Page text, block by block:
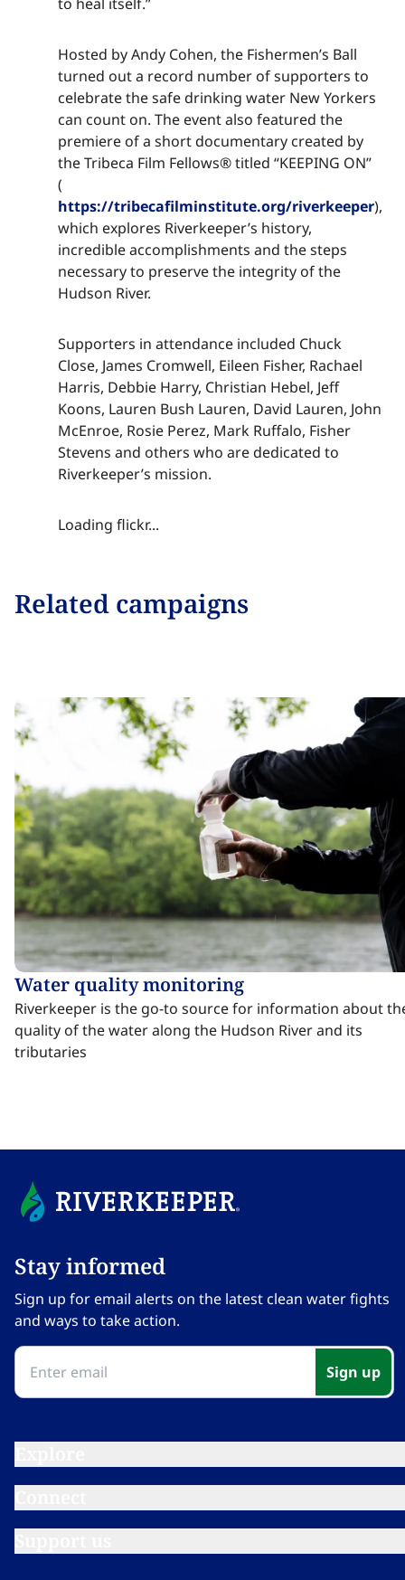
to heal itself.”​​​​‌ ‍ ​‍​‍‌‍ ‌ ​‍‌‍‍‌‌‍‌ ‌‍‍‌‌‍ ‍​‍​‍​ ‍‍​‍​‍‌ ​ ‌‍​‌‌‍ ‍‌‍‍‌‌ ‌​‌ ‍‌​‍ ‍‌‍‍‌‌‍ ​‍​‍​‍ ​​‍​‍‌‍‍​‌ ​‍‌‍‌‌‌‍‌‍​‍​‍​ ‍‍​‍​‍‌‍‍​‌ ‌​‌ ‌​‌ ​​‌ ​ ​ ‍‍​‍ ​‍ ‌‍​ ‌‍ ‌‌ ​ ​‍ ‍‌‍ ‌‌‍​‌‌‍‍‌‌‍ ‍​‍ ‍​ ​‍​ ​​​ ​‍​ ‌​‌ ​‍‌‍‌‌‌‍‌​‌‍‌‌‌ ​ ‌‍‍‌‌‍‌ ‌‍ ‍​‍ ‍‌ ​‍‌‍‍‌‌ ‌‍‌‍‌‌‌ ​‍‌‍‍ ‌‍‌‌‌‍‌‌‌ ​​‌‍‌‌‌ ​‍​‍ ‍‌‍ ‌ ​‍‌‍‌ ​‍ ‌‍‍‌‌‍ ‍‌ ‌​‌‍‌‌‌‍ ‍‌ ‌​​‍ ‌‍‌‌‌‍‌​‌‍‍‌‌ ‌​​‍ ‌‍ ‌‌‍ ‌‍‌​‌‍‌‌​ ‌‌ ​​‌ ​‍‌‍‌‌‌ ​ ‌‍‌‌‌‍ ‍‌ ‌​‌‍​‌‌ ‌​‌‍‍‌‌‍ ‌‍ ‍​ ‍ ‌‍‍‌‌‍‌​​ ‌‌‍​‌‌‍​‌‌‍​‍‌‍​‍​ ‌‍​ ​‌​ ​ ‌‍​‍​‍ ‌​ ​​‌‍​‍‌‍‌‌​ ‌​​‍ ‌​ ‌​‌‍​‍‌‍​‍​ ​‌​‍ ‌‌‍​‌‌‍​‌‌‍‌‍‌‍‌‌​‍ ‌​ ​‌​ ​ ​ ‍​​ ‌​​ ‌‌​ ‌‍‌‍​ ​ ‌‍​ ‌​​ ‌‍‌‍‌‍​ ‌​​ ‍ ‌ ‌​‌ ‍‌‌ ​​‌‍‌‌​ ‌‌‍​‌‌ ​‍‌ ‌​‌‍‍‌‌‍​ ‌‍ ​‌‍‌‌​ ‍ ‌ ​​‌‍​‌‌ ‌​‌‍‍​​ ‌‌‍​ ‌‍ ‌‍ ‍‌ ‌​‌‍‌‌‌‍ ‍‌ ‌​​‍‌‌​ ‌‌‌​​‍‌‌ ‌‍‍ ‌‍‌‌‌ ‍‌​‍‌‌​ ​ ‌​‌​​‍‌‌​ ​ ‌​‌​​‍‌‌​ ​‍​ ​‍‌‍​‌​ ‍‌‌‍‌​‌‍​‌​ ​‍​ ​‍​ ‌‌​ ‍‌​ ‌‌‌‍‌‍‌‍‌‍‌‍​ ​‍‌‌​ ​‍​ ​‍​‍‌‌​ ‌‌‌​‌​​‍ ‍‌‍​ ‌‍‍​‌‍‍‌‌‍ ​‌‍‌​‌ ​‍‌‍‌‌‌‍ ‍​‍‌‌​ ‌‌‌​​‍‌‌ ‌‍‍ ‌‍‌‌‌ ‍‌​‍‌‌​ ​ ‌​‌​​‍‌‌​ ​ ‌​‌​​‍‌‌​ ​‍​ ​‍‌‍​‌​ ‍‌‌‍‌​‌‍​‌​ ​‍​ ​‍​ ‌‌​ ‍‌​ ‌‌‌‍‌‍‌‍‌‍‌‍​ ​ ​​​‍‌‌​ ​‍​ ​‍​‍‌‌​ ‌‌‌​‌​​‍ ‍‌ ‌​‌‍‌‌‌ ‍​‌ ‌​​ ‌‍​‍‌‍​‌‌ ​ ‌‍‌‌‌‌‌‌‌ ​‍‌‍ ​​ ‌‌‍‍​‌ ‌​‌ ‌​‌ ​​‌ ​ ​‍‌‌​ ​ ‌​​‌​‍‌‌​ ​‍‌​‌‍​‍‌‌​ ​‍‌​‌‍‌‍​ ‌‍ ‌‌ ​ ​‍ ‍‌‍ ‌‌‍​‌‌‍‍‌‌‍ ‍​‍ ‍​ ​‍​ ​​​ ​‍​ ‌​‌ ​‍‌‍‌‌‌‍‌​‌‍‌‌‌ ​ ‌‍‍‌‌‍‌ ‌‍ ‍​‍ ‍‌ ​‍‌‍‍‌‌ ‌‍‌‍‌‌‌ ​‍‌‍‍ ‌‍‌‌‌‍‌‌‌ ​​‌‍‌‌‌ ​‍​‍ ‍‌‍ ‌ ​‍‌‍‌ ​‍‌‍‌‍‍‌‌‍‌​​ ‌‌‍​‌‌‍​‌‌‍​‍‌‍​‍​ ‌‍​ ​‌​ ​ ‌‍​‍​‍ ‌​ ​​‌‍​‍‌‍‌‌​ ‌​​‍ ‌​ ‌​‌‍​‍‌‍​‍​ ​‌​‍ ‌‌‍​‌‌‍​‌‌‍‌‍‌‍‌‌​‍ ‌​ ​‌​ ​ ​ ‍​​ ‌​​ ‌‌​ ‌‍‌‍​ ​ ‌‍​ ‌​​ ‌‍‌‍‌‍​ ‌​​‍‌‍‌ ‌​‌ ‍‌‌ ​​‌‍‌‌​ ‌‌‍​‌‌ ​‍‌ ‌​‌‍‍‌‌‍​ ‌‍ ​‌‍‌‌​‍‌‍‌ ​​‌‍​‌‌ ‌​‌‍‍​​ ‌‌‍​ ‌‍ ‌‍ ‍‌ ‌​‌‍‌‌‌‍ ‍‌ ‌​​‍‌‌​ ‌‌‌​​‍‌‌ ‌‍‍ ‌‍‌‌‌ ‍‌​‍‌‌​ ​ ‌​‌​​‍‌‌​ ​ ‌​‌​​‍‌‌​ ​‍​ ​‍‌‍​‌​ ‍‌‌‍‌​‌‍​‌​ ​‍​ ​‍​ ‌‌​ ‍‌​ ‌‌‌‍‌‍‌‍‌‍‌‍​ ​‍‌‌​ ​‍​ ​‍​‍‌‌​ ‌‌‌​‌​​‍ ‍‌‍​ ‌‍‍​‌‍‍‌‌‍ ​‌‍‌​‌ ​‍‌‍‌‌‌‍ ‍​‍‌‌​ ‌‌‌​​‍‌‌ ‌‍‍ ‌‍‌‌‌ ‍‌​‍‌‌​ ​ ‌​‌​​‍‌‌​ ​ ‌​‌​​‍‌‌​ ​‍​ ​‍‌‍​‌​ ‍‌‌‍‌​‌‍​‌​ ​‍​ ​‍​ ‌‌​ ‍‌​ ‌‌‌‍‌‍‌‍‌‍‌‍​ ​ ​​​‍‌‌​ ​‍​ ​‍​‍‌‌​ ‌‌‌​‌​​‍ ‍‌ ‌​‌‍‌‌‌ ‍​‌ ‌​​‍‌‍‌ ​​‌‍‌‌‌ ​‍‌ ​ ‌ ​​‌‍‌‌‌‍​ ‌ ‌​‌‍‍‌‌ ‌‍‌‍‌‌​ ‌‌ ​​‌ ‌‌‌‍​‍‌‍ ​‌‍‍‌‌ ​ ‌‍‍​‌‍‌‌‌‍‌​​‍​‍‌ ‌
Hosted by Andy Cohen, the Fishermen’s Ball
turned out a record number of supporters to
celebrate the safe drinking water New Yorkers
can count on. The event also featured the
premiere of a short documentary created by
the Tribeca Film Fellows® titled “KEEPING ON”
(​​​​
https://tribecafilminstitute.org/riverkeeper),
which explores Riverkeeper’s history,
incredible accomplishments and the steps
necessary to preserve the integrity of the
Hudson River.​​​​‌ ‍ ​‍​‍‌‍ ‌ ​‍‌‍‍‌‌‍‌ ‌‍‍‌‌‍ ‍​‍​‍​ ‍‍​‍​‍‌ ​ ‌‍​‌‌‍ ‍‌‍‍‌‌ ‌​‌ ‍‌​‍ ‍‌‍‍‌‌‍ ​‍​‍​‍ ​​‍​‍‌‍‍​‌ ​‍‌‍‌‌‌‍‌‍​‍​‍​ ‍‍​‍​‍‌‍‍​‌ ‌​‌ ‌​‌ ​​‌ ​ ​ ‍‍​‍ ​‍ ‌‍​ ‌‍ ‌‌ ​ ​‍ ‍‌‍ ‌‌‍​‌‌‍‍‌‌‍ ‍​‍ ‍​ ​‍​ ​​​ ​‍​ ‌​‌ ​‍‌‍‌‌‌‍‌​‌‍‌‌‌ ​ ‌‍‍‌‌‍‌ ‌‍ ‍​‍ ‍‌ ​‍‌‍‍‌‌ ‌‍‌‍‌‌‌ ​‍‌‍‍ ‌‍‌‌‌‍‌‌‌ ​​‌‍‌‌‌ ​‍​‍ ‍‌‍ ‌ ​‍‌‍‌ ​‍ ‌‍‍‌‌‍ ‍‌ ‌​‌‍‌‌‌‍ ‍‌ ‌​​‍ ‌‍‌‌‌‍‌​‌‍‍‌‌ ‌​​‍ ‌‍ ‌‌‍ ‌‍‌​‌‍‌‌​ ‌‌ ​​‌ ​‍‌‍‌‌‌ ​ ‌‍‌‌‌‍ ‍‌ ‌​‌‍​‌‌ ‌​‌‍‍‌‌‍ ‌‍ ‍​ ‍ ‌‍‍‌‌‍‌​​ ‌‌‍​‌‌‍​‌‌‍​‍‌‍​‍​ ‌‍​ ​‌​ ​ ‌‍​‍​‍ ‌​ ​​‌‍​‍‌‍‌‌​ ‌​​‍ ‌​ ‌​‌‍​‍‌‍​‍​ ​‌​‍ ‌‌‍​‌‌‍​‌‌‍‌‍‌‍‌‌​‍ ‌​ ​‌​ ​ ​ ‍​​ ‌​​ ‌‌​ ‌‍‌‍​ ​ ‌‍​ ‌​​ ‌‍‌‍‌‍​ ‌​​ ‍ ‌ ‌​‌ ‍‌‌ ​​‌‍‌‌​ ‌‌‍​‌‌ ​‍‌ ‌​‌‍‍‌‌‍​ ‌‍ ​‌‍‌‌​ ‍ ‌ ​​‌‍​‌‌ ‌​‌‍‍​​ ‌‌‍​ ‌‍ ‌‍ ‍‌ ‌​‌‍‌‌‌‍ ‍‌ ‌​​‍‌‌​ ‌‌‌​​‍‌‌ ‌‍‍ ‌‍‌‌‌ ‍‌​‍‌‌​ ​ ‌​‌​​‍‌‌​ ​ ‌​‌​​‍‌‌​ ​‍​ ​‍​ ​ ‌‍‌‌‌‍​‍​ ​‍​ ‍​​ ‌‍​ ​‌‌‍‌‍‌‍​ ​ ​‍​ ​‌​ ​‌​‍‌‌​ ​‍​ ​‍​‍‌‌​ ‌‌‌​‌​​‍ ‍‌‍​ ‌‍‍​‌‍‍‌‌‍ ​‌‍‌​‌ ​‍‌‍‌‌‌‍ ‍​‍‌‌​ ‌‌‌​​‍‌‌ ‌‍‍ ‌‍‌‌‌ ‍‌​‍‌‌​ ​ ‌​‌​​‍‌‌​ ​ ‌​‌​​‍‌‌​ ​‍​ ​‍​ ​ ‌‍‌‌‌‍​‍​ ​‍​ ‍​​ ‌‍​ ​‌‌‍‌‍‌‍​ ​ ​‍​ ​‌​ ​‌​ ​‍​‍‌‌​ ​‍​ ​‍​‍‌‌​ ‌‌‌​‌​​‍ ‍‌ ‌​‌‍‌‌‌ ‍​‌ ‌​​ ‌‍​‍‌‍​‌‌ ​ ‌‍‌‌‌‌‌‌‌ ​‍‌‍ ​​ ‌‌‍‍​‌ ‌​‌ ‌​‌ ​​‌ ​ ​‍‌‌​ ​ ‌​​‌​‍‌‌​ ​‍‌​‌‍​‍‌‌​ ​‍‌​‌‍‌‍​ ‌‍ ‌‌ ​ ​‍ ‍‌‍ ‌‌‍​‌‌‍‍‌‌‍ ‍​‍ ‍​ ​‍​ ​​​ ​‍​ ‌​‌ ​‍‌‍‌‌‌‍‌​‌‍‌‌‌ ​ ‌‍‍‌‌‍‌ ‌‍ ‍​‍ ‍‌ ​‍‌‍‍‌‌ ‌‍‌‍‌‌‌ ​‍‌‍‍ ‌‍‌‌‌‍‌‌‌ ​​‌‍‌‌‌ ​‍​‍ ‍‌‍ ‌ ​‍‌‍‌ ​‍‌‍‌‍‍‌‌‍‌​​ ‌‌‍​‌‌‍​‌‌‍​‍‌‍​‍​ ‌‍​ ​‌​ ​ ‌‍​‍​‍ ‌​ ​​‌‍​‍‌‍‌‌​ ‌​​‍ ‌​ ‌​‌‍​‍‌‍​‍​ ​‌​‍ ‌‌‍​‌‌‍​‌‌‍‌‍‌‍‌‌​‍ ‌​ ​‌​ ​ ​ ‍​​ ‌​​ ‌‌​ ‌‍‌‍​ ​ ‌‍​ ‌​​ ‌‍‌‍‌‍​ ‌​​‍‌‍‌ ‌​‌ ‍‌‌ ​​‌‍‌‌​ ‌‌‍​‌‌ ​‍‌ ‌​‌‍‍‌‌‍​ ‌‍ ​‌‍‌‌​‍‌‍‌ ​​‌‍​‌‌ ‌​‌‍‍​​ ‌‌‍​ ‌‍ ‌‍ ‍‌ ‌​‌‍‌‌‌‍ ‍‌ ‌​​‍‌‌​ ‌‌‌​​‍‌‌ ‌‍‍ ‌‍‌‌‌ ‍‌​‍‌‌​ ​ ‌​‌​​‍‌‌​ ​ ‌​‌​​‍‌‌​ ​‍​ ​‍​ ​ ‌‍‌‌‌‍​‍​ ​‍​ ‍​​ ‌‍​ ​‌‌‍‌‍‌‍​ ​ ​‍​ ​‌​ ​‌​‍‌‌​ ​‍​ ​‍​‍‌‌​ ‌‌‌​‌​​‍ ‍‌‍​ ‌‍‍​‌‍‍‌‌‍ ​‌‍‌​‌ ​‍‌‍‌‌‌‍ ‍​‍‌‌​ ‌‌‌​​‍‌‌ ‌‍‍ ‌‍‌‌‌ ‍‌​‍‌‌​ ​ ‌​‌​​‍‌‌​ ​ ‌​‌​​‍‌‌​ ​‍​ ​‍​ ​ ‌‍‌‌‌‍​‍​ ​‍​ ‍​​ ‌‍​ ​‌‌‍‌‍‌‍​ ​ ​‍​ ​‌​ ​‌​ ​‍​‍‌‌​ ​‍​ ​‍​‍‌‌​ ‌‌‌​‌​​‍ ‍‌ ‌​‌‍‌‌‌ ‍​‌ ‌​​‍‌‍‌ ​​‌‍‌‌‌ ​‍‌ ​ ‌ ​​‌‍‌‌‌‍​ ‌ ‌​‌‍‍‌‌ ‌‍‌‍‌‌​ ‌‌ ​​‌ ‌‌‌‍​‍‌‍ ​‌‍‍‌‌ ​ ‌‍‍​‌‍‌‌‌‍‌​​‍​‍‌ ‌
Supporters in attendance included Chuck
Close, James Cromwell, Eileen Fisher, Rachael
Harris, Debbie Harry, Christian Hebel, Jeff
Koons, Lauren Bush Lauren, David Lauren, John
McEnroe, Rosie Perez, Mark Ruffalo, Fisher
Stevens and others who are dedicated to
Riverkeeper’s mission.​​​​‌ ‍ ​‍​‍‌‍ ‌ ​‍‌‍‍‌‌‍‌ ‌‍‍‌‌‍ ‍​‍​‍​ ‍‍​‍​‍‌ ​ ‌‍​‌‌‍ ‍‌‍‍‌‌ ‌​‌ ‍‌​‍ ‍‌‍‍‌‌‍ ​‍​‍​‍ ​​‍​‍‌‍‍​‌ ​‍‌‍‌‌‌‍‌‍​‍​‍​ ‍‍​‍​‍‌‍‍​‌ ‌​‌ ‌​‌ ​​‌ ​ ​ ‍‍​‍ ​‍ ‌‍​ ‌‍ ‌‌ ​ ​‍ ‍‌‍ ‌‌‍​‌‌‍‍‌‌‍ ‍​‍ ‍​ ​‍​ ​​​ ​‍​ ‌​‌ ​‍‌‍‌‌‌‍‌​‌‍‌‌‌ ​ ‌‍‍‌‌‍‌ ‌‍ ‍​‍ ‍‌ ​‍‌‍‍‌‌ ‌‍‌‍‌‌‌ ​‍‌‍‍ ‌‍‌‌‌‍‌‌‌ ​​‌‍‌‌‌ ​‍​‍ ‍‌‍ ‌ ​‍‌‍‌ ​‍ ‌‍‍‌‌‍ ‍‌ ‌​‌‍‌‌‌‍ ‍‌ ‌​​‍ ‌‍‌‌‌‍‌​‌‍‍‌‌ ‌​​‍ ‌‍ ‌‌‍ ‌‍‌​‌‍‌‌​ ‌‌ ​​‌ ​‍‌‍‌‌‌ ​ ‌‍‌‌‌‍ ‍‌ ‌​‌‍​‌‌ ‌​‌‍‍‌‌‍ ‌‍ ‍​ ‍ ‌‍‍‌‌‍‌​​ ‌‌‍​‌‌‍​‌‌‍​‍‌‍​‍​ ‌‍​ ​‌​ ​ ‌‍​‍​‍ ‌​ ​​‌‍​‍‌‍‌‌​ ‌​​‍ ‌​ ‌​‌‍​‍‌‍​‍​ ​‌​‍ ‌‌‍​‌‌‍​‌‌‍‌‍‌‍‌‌​‍ ‌​ ​‌​ ​ ​ ‍​​ ‌​​ ‌‌​ ‌‍‌‍​ ​ ‌‍​ ‌​​ ‌‍‌‍‌‍​ ‌​​ ‍ ‌ ‌​‌ ‍‌‌ ​​‌‍‌‌​ ‌‌‍​‌‌ ​‍‌ ‌​‌‍‍‌‌‍​ ‌‍ ​‌‍‌‌​ ‍ ‌ ​​‌‍​‌‌ ‌​‌‍‍​​ ‌‌‍​ ‌‍ ‌‍ ‍‌ ‌​‌‍‌‌‌‍ ‍‌ ‌​​‍‌‌​ ‌‌‌​​‍‌‌ ‌‍‍ ‌‍‌‌‌ ‍‌​‍‌‌​ ​ ‌​‌​​‍‌‌​ ​ ‌​‌​​‍‌‌​ ​‍​ ​‍‌‍​ ​ ​ ‌‍​‌‌‍‌​‌‍‌‍​ ‌ ​ ​‍​ ​ ‌‍​‍‌‍​ ​ ​‍‌‍‌‍​‍‌‌​ ​‍​ ​‍​‍‌‌​ ‌‌‌​‌​​‍ ‍‌‍​ ‌‍‍​‌‍‍‌‌‍ ​‌‍‌​‌ ​‍‌‍‌‌‌‍ ‍​‍‌‌​ ‌‌‌​​‍‌‌ ‌‍‍ ‌‍‌‌‌ ‍‌​‍‌‌​ ​ ‌​‌​​‍‌‌​ ​ ‌​‌​​‍‌‌​ ​‍​ ​‍‌‍​ ​ ​ ‌‍​‌‌‍‌​‌‍‌‍​ ‌ ​ ​‍​ ​ ‌‍​‍‌‍​ ​ ​‍‌‍‌‍​ ​​​‍‌‌​ ​‍​ ​‍​‍‌‌​ ‌‌‌​‌​​‍ ‍‌ ‌​‌‍‌‌‌ ‍​‌ ‌​​ ‌‍​‍‌‍​‌‌ ​ ‌‍‌‌‌‌‌‌‌ ​‍‌‍ ​​ ‌‌‍‍​‌ ‌​‌ ‌​‌ ​​‌ ​ ​‍‌‌​ ​ ‌​​‌​‍‌‌​ ​‍‌​‌‍​‍‌‌​ ​‍‌​‌‍‌‍​ ‌‍ ‌‌ ​ ​‍ ‍‌‍ ‌‌‍​‌‌‍‍‌‌‍ ‍​‍ ‍​ ​‍​ ​​​ ​‍​ ‌​‌ ​‍‌‍‌‌‌‍‌​‌‍‌‌‌ ​ ‌‍‍‌‌‍‌ ‌‍ ‍​‍ ‍‌ ​‍‌‍‍‌‌ ‌‍‌‍‌‌‌ ​‍‌‍‍ ‌‍‌‌‌‍‌‌‌ ​​‌‍‌‌‌ ​‍​‍ ‍‌‍ ‌ ​‍‌‍‌ ​‍‌‍‌‍‍‌‌‍‌​​ ‌‌‍​‌‌‍​‌‌‍​‍‌‍​‍​ ‌‍​ ​‌​ ​ ‌‍​‍​‍ ‌​ ​​‌‍​‍‌‍‌‌​ ‌​​‍ ‌​ ‌​‌‍​‍‌‍​‍​ ​‌​‍ ‌‌‍​‌‌‍​‌‌‍‌‍‌‍‌‌​‍ ‌​ ​‌​ ​ ​ ‍​​ ‌​​ ‌‌​ ‌‍‌‍​ ​ ‌‍​ ‌​​ ‌‍‌‍‌‍​ ‌​​‍‌‍‌ ‌​‌ ‍‌‌ ​​‌‍‌‌​ ‌‌‍​‌‌ ​‍‌ ‌​‌‍‍‌‌‍​ ‌‍ ​‌‍‌‌​‍‌‍‌ ​​‌‍​‌‌ ‌​‌‍‍​​ ‌‌‍​ ‌‍ ‌‍ ‍‌ ‌​‌‍‌‌‌‍ ‍‌ ‌​​‍‌‌​ ‌‌‌​​‍‌‌ ‌‍‍ ‌‍‌‌‌ ‍‌​‍‌‌​ ​ ‌​‌​​‍‌‌​ ​ ‌​‌​​‍‌‌​ ​‍​ ​‍‌‍​ ​ ​ ‌‍​‌‌‍‌​‌‍‌‍​ ‌ ​ ​‍​ ​ ‌‍​‍‌‍​ ​ ​‍‌‍‌‍​‍‌‌​ ​‍​ ​‍​‍‌‌​ ‌‌‌​‌​​‍ ‍‌‍​ ‌‍‍​‌‍‍‌‌‍ ​‌‍‌​‌ ​‍‌‍‌‌‌‍ ‍​‍‌‌​ ‌‌‌​​‍‌‌ ‌‍‍ ‌‍‌‌‌ ‍‌​‍‌‌​ ​ ‌​‌​​‍‌‌​ ​ ‌​‌​​‍‌‌​ ​‍​ ​‍‌‍​ ​ ​ ‌‍​‌‌‍‌​‌‍‌‍​ ‌ ​ ​‍​ ​ ‌‍​‍‌‍​ ​ ​‍‌‍‌‍​ ​​​‍‌‌​ ​‍​ ​‍​‍‌‌​ ‌‌‌​‌​​‍ ‍‌ ‌​‌‍‌‌‌ ‍​‌ ‌​​‍‌‍‌ ​​‌‍‌‌‌ ​‍‌ ​ ‌ ​​‌‍‌‌‌‍​ ‌ ‌​‌‍‍‌‌ ‌‍‌‍‌‌​ ‌‌ ​​‌ ‌‌‌‍​‍‌‍ ​‌‍‍‌‌ ​ ‌‍‍​‌‍‌‌‌‍‌​​‍​‍‌ ‌
Loading flickr​​​​‌ ‍ ​‍​‍‌‍ ‌ ​‍‌‍‍‌‌‍‌ ‌‍‍‌‌‍ ‍​‍​‍​ ‍‍​‍​‍‌ ​ ‌‍​‌‌‍ ‍‌‍‍‌‌ ‌​‌ ‍‌​‍ ‍‌‍‍‌‌‍ ​‍​‍​‍ ​​‍​‍‌‍‍​‌ ​‍‌‍‌‌‌‍‌‍​‍​‍​ ‍‍​‍​‍‌‍‍​‌ ‌​‌ ‌​‌ ​​‌ ​ ​ ‍‍​‍ ​‍ ‌‍​ ‌‍ ‌‌ ​ ​‍ ‍‌‍ ‌‌‍​‌‌‍‍‌‌‍ ‍​‍ ‍​ ​‍​ ​​​ ​‍​ ‌​‌ ​‍‌‍‌‌‌‍‌​‌‍‌‌‌ ​ ‌‍‍‌‌‍‌ ‌‍ ‍​‍ ‍‌ ​‍‌‍‍‌‌ ‌‍‌‍‌‌‌ ​‍‌‍‍ ‌‍‌‌‌‍‌‌‌ ​​‌‍‌‌‌ ​‍​‍ ‍‌‍ ‌ ​‍‌‍‌ ​‍ ‌‍‍‌‌‍ ‍‌ ‌​‌‍‌‌‌‍ ‍‌ ‌​​‍ ‌‍‌‌‌‍‌​‌‍‍‌‌ ‌​​‍ ‌‍ ‌‌‍ ‌‍‌​‌‍‌‌​ ‌‌ ​​‌ ​‍‌‍‌‌‌ ​ ‌‍‌‌‌‍ ‍‌ ‌​‌‍​‌‌ ‌​‌‍‍‌‌‍ ‌‍ ‍​ ‍ ‌‍‍‌‌‍‌​​ ‌‌‍​‌‌‍​‌‌‍​‍‌‍​‍​ ‌‍​ ​‌​ ​ ‌‍​‍​‍ ‌​ ​​‌‍​‍‌‍‌‌​ ‌​​‍ ‌​ ‌​‌‍​‍‌‍​‍​ ​‌​‍ ‌‌‍​‌‌‍​‌‌‍‌‍‌‍‌‌​‍ ‌​ ​‌​ ​ ​ ‍​​ ‌​​ ‌‌​ ‌‍‌‍​ ​ ‌‍​ ‌​​ ‌‍‌‍‌‍​ ‌​​ ‍ ‌ ‌​‌ ‍‌‌ ​​‌‍‌‌​ ‌‌‍​‌‌ ​‍‌ ‌​‌‍‍‌‌‍​ ‌‍ ​‌‍‌‌​ ‍ ‌ ​​‌‍​‌‌ ‌​‌‍‍​​ ‌‌‍​ ‌‍ ‌‍ ‍‌ ‌​‌‍‌‌‌‍ ‍‌ ‌​​‍‌‌​ ‌‌‌​​‍‌‌ ‌‍‍ ‌‍‌‌‌ ‍‌​‍‌‌​ ​ ‌​‌​​‍‌‌​ ​ ‌​‌​​‍‌‌​ ​‍​ ​‍‌‍​‌‌‍​‌​ ​‌​ ‌‍​ ​​‌‍‌‌​ ‌‍‌‍‌‍​ ‌ ​ ‍‌‌‍‌​​ ​ ​‍‌‌​ ​‍​ ​‍​‍‌‌​ ‌‌‌​‌​​‍ ‍‌ ​​‌ ​‍‌‍ ‌ ‌‍‌‍‍‌‌‍‌​‌‍‌‌‌ ​‍​ ‌‍​‍‌‍​‌‌ ​ ‌‍‌‌‌‌‌‌‌ ​‍‌‍ ​​ ‌‌‍‍​‌ ‌​‌ ‌​‌ ​​‌ ​ ​‍‌‌​ ​ ‌​​‌​‍‌‌​ ​‍‌​‌‍​‍‌‌​ ​‍‌​‌‍‌‍​ ‌‍ ‌‌ ​ ​‍ ‍‌‍ ‌‌‍​‌‌‍‍‌‌‍ ‍​‍ ‍​ ​‍​ ​​​ ​‍​ ‌​‌ ​‍‌‍‌‌‌‍‌​‌‍‌‌‌ ​ ‌‍‍‌‌‍‌ ‌‍ ‍​‍ ‍‌ ​‍‌‍‍‌‌ ‌‍‌‍‌‌‌ ​‍‌‍‍ ‌‍‌‌‌‍‌‌‌ ​​‌‍‌‌‌ ​‍​‍ ‍‌‍ ‌ ​‍‌‍‌ ​‍‌‍‌‍‍‌‌‍‌​​ ‌‌‍​‌‌‍​‌‌‍​‍‌‍​‍​ ‌‍​ ​‌​ ​ ‌‍​‍​‍ ‌​ ​​‌‍​‍‌‍‌‌​ ‌​​‍ ‌​ ‌​‌‍​‍‌‍​‍​ ​‌​‍ ‌‌‍​‌‌‍​‌‌‍‌‍‌‍‌‌​‍ ‌​ ​‌​ ​ ​ ‍​​ ‌​​ ‌‌​ ‌‍‌‍​ ​ ‌‍​ ‌​​ ‌‍‌‍‌‍​ ‌​​‍‌‍‌ ‌​‌ ‍‌‌ ​​‌‍‌‌​ ‌‌‍​‌‌ ​‍‌ ‌​‌‍‍‌‌‍​ ‌‍ ​‌‍‌‌​‍‌‍‌ ​​‌‍​‌‌ ‌​‌‍‍​​ ‌‌‍​ ‌‍ ‌‍ ‍‌ ‌​‌‍‌‌‌‍ ‍‌ ‌​​‍‌‌​ ‌‌‌​​‍‌‌ ‌‍‍ ‌‍‌‌‌ ‍‌​‍‌‌​ ​ ‌​‌​​‍‌‌​ ​ ‌​‌​​‍‌‌​ ​‍​ ​‍‌‍​‌‌‍​‌​ ​‌​ ‌‍​ ​​‌‍‌‌​ ‌‍‌‍‌‍​ ‌ ​ ‍‌‌‍‌​​ ​ ​‍‌‌​ ​‍​ ​‍​‍‌‌​ ‌‌‌​‌​​‍ ‍‌ ​​‌ ​‍‌‍ ‌ ‌‍‌‍‍‌‌‍‌​‌‍‌‌‌ ​‍​‍‌‍‌ ​​‌‍‌‌‌ ​‍‌ ​ ‌ ​​‌‍‌‌‌‍​ ‌ ‌​‌‍‍‌‌ ‌‍‌‍‌‌​ ‌‌ ​​‌ ‌‌‌‍​‍‌‍ ​‌‍‍‌‌ ​ ‌‍‍​‌‍‌‌‌‍‌​​‍​‍‌ ‌...
Related campaigns
Water quality monitoring​​​​‌ ‍ ​‍​‍‌‍ ‌ ​‍‌‍‍‌‌‍‌ ‌‍‍‌‌‍ ‍​‍​‍​ ‍‍​‍​‍‌ ​ ‌‍​‌‌‍ ‍‌‍‍‌‌ ‌​‌ ‍‌​‍ ‍‌‍‍‌‌‍ ​‍​‍​‍ ​​‍​‍‌‍‍​‌ ​‍‌‍‌‌‌‍‌‍​‍​‍​ ‍‍​‍​‍‌‍‍​‌ ‌​‌ ‌​‌ ​​‌ ​ ​ ‍‍​‍ ​‍ ‌‍​ ‌‍ ‌‌ ​ ​‍ ‍‌‍ ‌‌‍​‌‌‍‍‌‌‍ ‍​‍ ‍​ ​‍​ ​​​ ​‍​ ‌​‌ ​‍‌‍‌‌‌‍‌​‌‍‌‌‌ ​ ‌‍‍‌‌‍‌ ‌‍ ‍​‍ ‍‌ ​‍‌‍‍‌‌ ‌‍‌‍‌‌‌ ​‍‌‍‍ ‌‍‌‌‌‍‌‌‌ ​​‌‍‌‌‌ ​‍​‍ ‍‌‍ ‌ ​‍‌‍‌ ​‍ ‌‍‍‌‌‍ ‍‌ ‌​‌‍‌‌‌‍ ‍‌ ‌​​‍ ‌‍‌‌‌‍‌​‌‍‍‌‌ ‌​​‍ ‌‍ ‌‌‍ ‌‍‌​‌‍‌‌​ ‌‌ ​​‌ ​‍‌‍‌‌‌ ​ ‌‍‌‌‌‍ ‍‌ ‌​‌‍​‌‌ ‌​‌‍‍‌‌‍ ‌‍ ‍​ ‍ ‌‍‍‌‌‍‌​​ ‌‌‍‌​‌‍​‍​ ‍‌​ ​‌​ ​​‌‍​‍‌‍​‍​ ​‌​‍ ‌​ ‌‍‌‍‌​​ ​​‌‍​‍​‍ ‌​ ‌​‌‍‌‍​ ‌‍​ ‍‌​‍ ‌​ ‍​‌‍‌‍​ ‌ ​ ​​​‍ ‌​ ‌‌‌‍‌​​ ​ ​ ​​​ ​​‌‍‌‍​ ‌‍​ ​‍‌‍​‌​ ​​​ ​‍‌‍​ ​ ‍ ‌ ‌​‌ ‍‌‌ ​​‌‍‌‌​ ‌‌‍​ ‌‍​‌‌‍ ‌‌ ​​‌‍​‌‌‍‍‌‌‍‌ ‌‍ ‍​ ‍ ‌ ​​‌‍​‌‌ ‌​‌‍‍​​ ‌‌ ‌​‌‍‍‌‌ ‌​‌‍ ​‌‍‌‌​ ‌‍​‍‌‍​‌‌ ​ ‌‍‌‌‌‌‌‌‌ ​‍‌‍ ​​ ‌‌‍‍​‌ ‌​‌ ‌​‌ ​​‌ ​ ​‍‌‌​ ​ ‌​​‌​‍‌‌​ ​‍‌​‌‍​‍‌‌​ ​‍‌​‌‍‌‍​ ‌‍ ‌‌ ​ ​‍ ‍‌‍ ‌‌‍​‌‌‍‍‌‌‍ ‍​‍ ‍​ ​‍​ ​​​ ​‍​ ‌​‌ ​‍‌‍‌‌‌‍‌​‌‍‌‌‌ ​ ‌‍‍‌‌‍‌ ‌‍ ‍​‍ ‍‌ ​‍‌‍‍‌‌ ‌‍‌‍‌‌‌ ​‍‌‍‍ ‌‍‌‌‌‍‌‌‌ ​​‌‍‌‌‌ ​‍​‍ ‍‌‍ ‌ ​‍‌‍‌ ​‍‌‍‌‍‍‌‌‍‌​​ ‌‌‍‌​‌‍​‍​ ‍‌​ ​‌​ ​​‌‍​‍‌‍​‍​ ​‌​‍ ‌​ ‌‍‌‍‌​​ ​​‌‍​‍​‍ ‌​ ‌​‌‍‌‍​ ‌‍​ ‍‌​‍ ‌​ ‍​‌‍‌‍​ ‌ ​ ​​​‍ ‌​ ‌‌‌‍‌​​ ​ ​ ​​​ ​​‌‍‌‍​ ‌‍​ ​‍‌‍​‌​ ​​​ ​‍‌‍​ ​‍‌‍‌ ‌​‌ ‍‌‌ ​​‌‍‌‌​ ‌‌‍​ ‌‍​‌‌‍ ‌‌ ​​‌‍​‌‌‍‍‌‌‍‌ ‌‍ ‍​‍‌‍‌ ​​‌‍​‌‌ ‌​‌‍‍​​ ‌‌ ‌​‌‍‍‌‌ ‌​‌‍ ​‌‍‌‌​‍‌‍‌ ​​‌‍‌‌‌ ​‍‌ ​ ‌ ​​‌‍‌‌‌‍​ ‌ ‌​‌‍‍‌‌ ‌‍‌‍‌‌​ ‌‌ ​​‌ ‌‌‌‍​‍‌‍ ​‌‍‍‌‌ ​ ‌‍‍​‌‍‌‌‌‍‌​​‍​‍‌ ‌
Riverkeeper is the go-to source for information about
quality of the water along the Hudson River and its
tributaries​​​​‌ ‍ ​‍​‍‌‍ ‌ ​‍‌‍‍‌‌‍‌ ‌‍‍‌‌‍ ‍​‍​‍​ ‍‍​‍​‍‌ ​ ‌‍​‌‌‍ ‍‌‍‍‌‌ ‌​‌ ‍‌​‍ ‍‌‍‍‌‌‍ ​‍​‍​‍ ​​‍​‍‌‍‍​‌ ​‍‌‍‌‌‌‍‌‍​‍​‍​ ‍‍​‍​‍‌‍‍​‌ ‌​‌ ‌​‌ ​​‌ ​ ​ ‍‍​‍ ​‍ ‌‍​ ‌‍ ‌‌ ​ ​‍ ‍‌‍ ‌‌‍​‌‌‍‍‌‌‍ ‍​‍ ‍​ ​‍​ ​​​ ​‍​ ‌​‌ ​‍‌‍‌‌‌‍‌​‌‍‌‌‌ ​ ‌‍‍‌‌‍‌ ‌‍ ‍​‍ ‍‌ ​‍‌‍‍‌‌ ‌‍‌‍‌‌‌ ​‍‌‍‍ ‌‍‌‌‌‍‌‌‌ ​​‌‍‌‌‌ ​‍​‍ ‍‌‍ ‌ ​‍‌‍‌ ​‍ ‌‍‍‌‌‍ ‍‌ ‌​‌‍‌‌‌‍ ‍‌ ‌​​‍ ‌‍‌‌‌‍‌​‌‍‍‌‌ ‌​​‍ ‌‍ ‌‌‍ ‌‍‌​‌‍‌‌​ ‌‌ ​​‌ ​‍‌‍‌‌‌ ​ ‌‍‌‌‌‍ ‍‌ ‌​‌‍​‌‌ ‌​‌‍‍‌‌‍ ‌‍ ‍​ ‍ ‌‍‍‌‌‍‌​​ ‌‌‍‌​‌‍​‍​ ‍‌​ ​‌​ ​​‌‍​‍‌‍​‍​ ​‌​‍ ‌​ ‌‍‌‍‌​​ ​​‌‍​‍​‍ ‌​ ‌​‌‍‌‍​ ‌‍​ ‍‌​‍ ‌​ ‍​‌‍‌‍​ ‌ ​ ​​​‍ ‌​ ‌‌‌‍‌​​ ​ ​ ​​​ ​​‌‍‌‍​ ‌‍​ ​‍‌‍​‌​ ​​​ ​‍‌‍​ ​ ‍ ‌ ‌​‌ ‍‌‌ ​​‌‍‌‌​ ‌‌‍​ ‌‍​‌‌‍ ‌‌ ​​‌‍​‌‌‍‍‌‌‍‌ ‌‍ ‍​ ‍ ‌ ​​‌‍​‌‌ ‌​‌‍‍​​ ‌‌ ​ ‌‍‍​‌‍ ‌ ​‍‌ ‌​‌​‌​‌‍‌‌‌ ​ ‌‍​ ‌ ​‍‌‍‍‌‌ ​​‌ ‌​‌‍‍‌‌‍ ‌‍ ‍​ ‌‍​‍‌‍​‌‌ ​ ‌‍‌‌‌‌‌‌‌ ​‍‌‍ ​​ ‌‌‍‍​‌ ‌​‌ ‌​‌ ​​‌ ​ ​‍‌‌​ ​ ‌​​‌​‍‌‌​ ​‍‌​‌‍​‍‌‌​ ​‍‌​‌‍‌‍​ ‌‍ ‌‌ ​ ​‍ ‍‌‍ ‌‌‍​‌‌‍‍‌‌‍ ‍​‍ ‍​ ​‍​ ​​​ ​‍​ ‌​‌ ​‍‌‍‌‌‌‍‌​‌‍‌‌‌ ​ ‌‍‍‌‌‍‌ ‌‍ ‍​‍ ‍‌ ​‍‌‍‍‌‌ ‌‍‌‍‌‌‌ ​‍‌‍‍ ‌‍‌‌‌‍‌‌‌ ​​‌‍‌‌‌ ​‍​‍ ‍‌‍ ‌ ​‍‌‍‌ ​‍‌‍‌‍‍‌‌‍‌​​ ‌‌‍‌​‌‍​‍​ ‍‌​ ​‌​ ​​‌‍​‍‌‍​‍​ ​‌​‍ ‌​ ‌‍‌‍‌​​ ​​‌‍​‍​‍ ‌​ ‌​‌‍‌‍​ ‌‍​ ‍‌​‍ ‌​ ‍​‌‍‌‍​ ‌ ​ ​​​‍ ‌​ ‌‌‌‍‌​​ ​ ​ ​​​ ​​‌‍‌‍​ ‌‍​ ​‍‌‍​‌​ ​​​ ​‍‌‍​ ​‍‌‍‌ ‌​‌ ‍‌‌ ​​‌‍‌‌​ ‌‌‍​ ‌‍​‌‌‍ ‌‌ ​​‌‍​‌‌‍‍‌‌‍‌ ‌‍ ‍​‍‌‍‌ ​​‌‍​‌‌ ‌​‌‍‍​​ ‌‌ ​ ‌‍‍​‌‍ ‌ ​‍‌ ‌​‌​‌​‌‍‌‌‌ ​ ‌‍​ ‌ ​‍‌‍‍‌‌ ​​‌ ‌​‌‍‍‌‌‍ ‌‍ ‍​‍‌‍‌ ​​‌‍‌‌‌ ​‍‌ ​ ‌ ​​‌‍‌‌‌‍​ ‌ ‌​‌‍‍‌‌ ‌‍‌‍‌‌​ ‌‌ ​​‌ ‌‌‌‍​‍‌‍ ​‌‍‍‌‌ ​ ‌‍‍​‌‍‌‌‌‍‌​​‍​‍‌ ‌
Stay informed​​​​‌ ‍ ​‍​‍‌‍ ‌ ​‍‌‍‍‌‌‍‌ ‌‍‍‌‌‍ ‍​‍​‍​ ‍‍​‍​‍‌ ​ ‌‍​‌‌‍ ‍‌‍‍‌‌ ‌​‌ ‍‌​‍ ‍‌‍‍‌‌‍ ​‍​‍​‍ ​​‍​‍‌‍‍​‌ ​‍‌‍‌‌‌‍‌‍​‍​‍​ ‍‍​‍​‍‌‍‍​‌ ‌​‌ ‌​‌ ​​‌ ​ ​ ‍‍​‍ ​‍ ‌‍​ ‌‍ ‌‌ ​ ​‍ ‍‌‍ ‌‌‍​‌‌‍‍‌‌‍ ‍​‍ ‍​ ​‍​ ​​​ ​‍​ ‌​‌ ​‍‌‍‌‌‌‍‌​‌‍‌‌‌ ​ ‌‍‍‌‌‍‌ ‌‍ ‍​‍ ‍‌ ​‍‌‍‍‌‌ ‌‍‌‍‌‌‌ ​‍‌‍‍ ‌‍‌‌‌‍‌‌‌ ​​‌‍‌‌‌ ​‍​‍ ‍‌‍ ‌ ​‍‌‍‌ ​‍ ‌‍‍‌‌‍ ‍‌ ‌​‌‍‌‌‌‍ ‍‌ ‌​​‍ ‌‍‌‌‌‍‌​‌‍‍‌‌ ‌​​‍ ‌‍ ‌‌‍ ‌‍‌​‌‍‌‌​ ‌‌ ​​‌ ​‍‌‍‌‌‌ ​ ‌‍‌‌‌‍ ‍‌ ‌​‌‍​‌‌ ‌​‌‍‍‌‌‍ ‌‍ ‍​ ‍ ‌‍‍‌‌‍‌​​ ‌‌‍‌‍‌‍ ‌‍ ‌ ‌​‌‍‌‌‌ ​‍​ ‍ ‌ ‌​‌ ‍‌‌ ​​‌‍‌‌​ ‌‌‍‌‍‌‍ ‌‍ ‌ ‌​‌‍‌‌‌ ​‍​ ‍ ‌ ​​‌‍​‌‌ ‌​‌‍‍​​ ‌‌‍ ‍‌‍‌‌‌ ‌ ‌ ​ ‌‍ ​‌‍‌‌‌ ‌​‌ ‌​‌‍‌‌‌ ​‍​‍ ‍‌ ‌​‌‍‍‌‌ ‌​‌‍ ​‌‍‌‌​ ‌‍​‍‌‍​‌‌ ​ ‌‍‌‌‌‌‌‌‌ ​‍‌‍ ​​ ‌‌‍‍​‌ ‌​‌ ‌​‌ ​​‌ ​ ​‍‌‌​ ​ ‌​​‌​‍‌‌​ ​‍‌​‌‍​‍‌‌​ ​‍‌​‌‍‌‍​ ‌‍ ‌‌ ​ ​‍ ‍‌‍ ‌‌‍​‌‌‍‍‌‌‍ ‍​‍ ‍​ ​‍​ ​​​ ​‍​ ‌​‌ ​‍‌‍‌‌‌‍‌​‌‍‌‌‌ ​ ‌‍‍‌‌‍‌ ‌‍ ‍​‍ ‍‌ ​‍‌‍‍‌‌ ‌‍‌‍‌‌‌ ​‍‌‍‍ ‌‍‌‌‌‍‌‌‌ ​​‌‍‌‌‌ ​‍​‍ ‍‌‍ ‌ ​‍‌‍‌ ​‍‌‍‌‍‍‌‌‍‌​​ ‌‌‍‌‍‌‍ ‌‍ ‌ ‌​‌‍‌‌‌ ​‍​‍‌‍‌ ‌​‌ ‍‌‌ ​​‌‍‌‌​ ‌‌‍‌‍‌‍ ‌‍ ‌ ‌​‌‍‌‌‌ ​‍​‍‌‍‌ ​​‌‍​‌‌ ‌​‌‍‍​​ ‌‌‍ ‍‌‍‌‌‌ ‌ ‌ ​ ‌‍ ​‌‍‌‌‌ ‌​‌ ‌​‌‍‌‌‌ ​‍​‍ ‍‌ ‌​‌‍‍‌‌ ‌​‌‍ ​‌‍‌‌​‍‌‍‌ ​​‌‍‌‌‌ ​‍‌ ​ ‌ ​​‌‍‌‌‌‍​ ‌ ‌​‌‍‍‌‌ ‌‍‌‍‌‌​ ‌‌ ​​‌ ‌‌‌‍​‍‌‍ ​‌‍‍‌‌ ​ ‌‍‍​‌‍‌‌‌‍‌​​‍​‍‌ ‌
Sign up for email alerts on the latest clean water fights
and ways to take action.​​​​‌ ‍ ​‍​‍‌‍ ‌ ​‍‌‍‍‌‌‍‌ ‌‍‍‌‌‍ ‍​‍​‍​ ‍‍​‍​‍‌ ​ ‌‍​‌‌‍ ‍‌‍‍‌‌ ‌​‌ ‍‌​‍ ‍‌‍‍‌‌‍ ​‍​‍​‍ ​​‍​‍‌‍‍​‌ ​‍‌‍‌‌‌‍‌‍​‍​‍​ ‍‍​‍​‍‌‍‍​‌ ‌​‌ ‌​‌ ​​‌ ​ ​ ‍‍​‍ ​‍ ‌‍​ ‌‍ ‌‌ ​ ​‍ ‍‌‍ ‌‌‍​‌‌‍‍‌‌‍ ‍​‍ ‍​ ​‍​ ​​​ ​‍​ ‌​‌ ​‍‌‍‌‌‌‍‌​‌‍‌‌‌ ​ ‌‍‍‌‌‍‌ ‌‍ ‍​‍ ‍‌ ​‍‌‍‍‌‌ ‌‍‌‍‌‌‌ ​‍‌‍‍ ‌‍‌‌‌‍‌‌‌ ​​‌‍‌‌‌ ​‍​‍ ‍‌‍ ‌ ​‍‌‍‌ ​‍ ‌‍‍‌‌‍ ‍‌ ‌​‌‍‌‌‌‍ ‍‌ ‌​​‍ ‌‍‌‌‌‍‌​‌‍‍‌‌ ‌​​‍ ‌‍ ‌‌‍ ‌‍‌​‌‍‌‌​ ‌‌ ​​‌ ​‍‌‍‌‌‌ ​ ‌‍‌‌‌‍ ‍‌ ‌​‌‍​‌‌ ‌​‌‍‍‌‌‍ ‌‍ ‍​ ‍ ‌‍‍‌‌‍‌​​ ‌‌‍‌‍‌‍ ‌‍ ‌ ‌​‌‍‌‌‌ ​‍​ ‍ ‌ ‌​‌ ‍‌‌ ​​‌‍‌‌​ ‌‌‍‌‍‌‍ ‌‍ ‌ ‌​‌‍‌‌‌ ​‍​ ‍ ‌ ​​‌‍​‌‌ ‌​‌‍‍​​ ‌‌‍ ‍‌‍‌‌‌ ‌ ‌ ​ ‌‍ ​‌‍‌‌‌ ‌​‌ ‌​‌‍‌‌‌ ​‍​‍ ‍‌‍‌​‌‍‌‌‌ ​ ‌‍​ ‌ ​‍‌‍‍‌‌ ​​‌ ‌​‌‍‍‌‌‍ ‌‍ ‍​ ‌‍​‍‌‍​‌‌ ​ ‌‍‌‌‌‌‌‌‌ ​‍‌‍ ​​ ‌‌‍‍​‌ ‌​‌ ‌​‌ ​​‌ ​ ​‍‌‌​ ​ ‌​​‌​‍‌‌​ ​‍‌​‌‍​‍‌‌​ ​‍‌​‌‍‌‍​ ‌‍ ‌‌ ​ ​‍ ‍‌‍ ‌‌‍​‌‌‍‍‌‌‍ ‍​‍ ‍​ ​‍​ ​​​ ​‍​ ‌​‌ ​‍‌‍‌‌‌‍‌​‌‍‌‌‌ ​ ‌‍‍‌‌‍‌ ‌‍ ‍​‍ ‍‌ ​‍‌‍‍‌‌ ‌‍‌‍‌‌‌ ​‍‌‍‍ ‌‍‌‌‌‍‌‌‌ ​​‌‍‌‌‌ ​‍​‍ ‍‌‍ ‌ ​‍‌‍‌ ​‍‌‍‌‍‍‌‌‍‌​​ ‌‌‍‌‍‌‍ ‌‍ ‌ ‌​‌‍‌‌‌ ​‍​‍‌‍‌ ‌​‌ ‍‌‌ ​​‌‍‌‌​ ‌‌‍‌‍‌‍ ‌‍ ‌ ‌​‌‍‌‌‌ ​‍​‍‌‍‌ ​​‌‍​‌‌ ‌​‌‍‍​​ ‌‌‍ ‍‌‍‌‌‌ ‌ ‌ ​ ‌‍ ​‌‍‌‌‌ ‌​‌ ‌​‌‍‌‌‌ ​‍​‍ ‍‌‍‌​‌‍‌‌‌ ​ ‌‍​ ‌ ​‍‌‍‍‌‌ ​​‌ ‌​‌‍‍‌‌‍ ‌‍ ‍​‍‌‍‌ ​​‌‍‌‌‌ ​‍‌ ​ ‌ ​​‌‍‌‌‌‍​ ‌ ‌​‌‍‍‌‌ ‌‍‌‍‌‌​ ‌‌ ​​‌ ‌‌‌‍​‍‌‍ ​‌‍‍‌‌ ​ ‌‍‍​‌‍‌‌‌‍‌​​‍​‍‌ ‌
Sign up​​​​‌ ‍ ​‍​‍‌‍ ‌ ​‍‌‍‍‌‌‍‌ ‌‍‍‌‌‍ ‍​‍​‍​ ‍‍​‍​‍‌ ​ ‌‍​‌‌‍ ‍‌‍‍‌‌ ‌​‌ ‍‌​‍ ‍‌‍‍‌‌‍ ​‍​‍​‍ ​​‍​‍‌‍‍​‌ ​‍‌‍‌‌‌‍‌‍​‍​‍​ ‍‍​‍​‍‌‍‍​‌ ‌​‌ ‌​‌ ​​‌ ​ ​ ‍‍​‍ ​‍ ‌‍​ ‌‍ ‌‌ ​ ​‍ ‍‌‍ ‌‌‍​‌‌‍‍‌‌‍ ‍​‍ ‍​ ​‍​ ​​​ ​‍​ ‌​‌ ​‍‌‍‌‌‌‍‌​‌‍‌‌‌ ​ ‌‍‍‌‌‍‌ ‌‍ ‍​‍ ‍‌ ​‍‌‍‍‌‌ ‌‍‌‍‌‌‌ ​‍‌‍‍ ‌‍‌‌‌‍‌‌‌ ​​‌‍‌‌‌ ​‍​‍ ‍‌‍ ‌ ​‍‌‍‌ ​‍ ‌‍‍‌‌‍ ‍‌ ‌​‌‍‌‌‌‍ ‍‌ ‌​​‍ ‌‍‌‌‌‍‌​‌‍‍‌‌ ‌​​‍ ‌‍ ‌‌‍ ‌‍‌​‌‍‌‌​ ‌‌ ​​‌ ​‍‌‍‌‌‌ ​ ‌‍‌‌‌‍ ‍‌ ‌​‌‍​‌‌ ‌​‌‍‍‌‌‍ ‌‍ ‍​ ‍ ‌‍‍‌‌‍‌​​ ‌‌‍‌‍‌‍ ‌‍ ‌ ‌​‌‍‌‌‌ ​‍​ ‍ ‌ ‌​‌ ‍‌‌ ​​‌‍‌‌​ ‌‌‍‌‍‌‍ ‌‍ ‌ ‌​‌‍‌‌‌ ​‍​ ‍ ‌ ​​‌‍​‌‌ ‌​‌‍‍​​ ‌‌‍ ‍‌‍‌‌‌ ‌ ‌ ​ ‌‍ ​‌‍‌‌‌ ‌​‌ ‌​‌‍‌‌‌ ​‍​‍ ‍‌‍​‍‌ ‌‌‌ ‌​‌ ‌​‌‍ ‌‍ ‍‌​ ​‌‍​‌‌‍​‍‌‍‌‌‌‍ ​​ ‌‍​‍‌‍​‌‌ ​ ‌‍‌‌‌‌‌‌‌ ​‍‌‍ ​​ ‌‌‍‍​‌ ‌​‌ ‌​‌ ​​‌ ​ ​‍‌‌​ ​ ‌​​‌​‍‌‌​ ​‍‌​‌‍​‍‌‌​ ​‍‌​‌‍‌‍​ ‌‍ ‌‌ ​ ​‍ ‍‌‍ ‌‌‍​‌‌‍‍‌‌‍ ‍​‍ ‍​ ​‍​ ​​​ ​‍​ ‌​‌ ​‍‌‍‌‌‌‍‌​‌‍‌‌‌ ​ ‌‍‍‌‌‍‌ ‌‍ ‍​‍ ‍‌ ​‍‌‍‍‌‌ ‌‍‌‍‌‌‌ ​‍‌‍‍ ‌‍‌‌‌‍‌‌‌ ​​‌‍‌‌‌ ​‍​‍ ‍‌‍ ‌ ​‍‌‍‌ ​‍‌‍‌‍‍‌‌‍‌​​ ‌‌‍‌‍‌‍ ‌‍ ‌ ‌​‌‍‌‌‌ ​‍​‍‌‍‌ ‌​‌ ‍‌‌ ​​‌‍‌‌​ ‌‌‍‌‍‌‍ ‌‍ ‌ ‌​‌‍‌‌‌ ​‍​‍‌‍‌ ​​‌‍​‌‌ ‌​‌‍‍​​ ‌‌‍ ‍‌‍‌‌‌ ‌ ‌ ​ ‌‍ ​‌‍‌‌‌ ‌​‌ ‌​‌‍‌‌‌ ​‍​‍ ‍‌‍​‍‌ ‌‌‌ ‌​‌ ‌​‌‍ ‌‍ ‍‌​ ​‌‍​‌‌‍​‍‌‍‌‌‌‍ ​​‍‌‍‌ ​​‌‍‌‌‌ ​‍‌ ​ ‌ ​​‌‍‌‌‌‍​ ‌ ‌​‌‍‍‌‌ ‌‍‌‍‌‌​ ‌‌ ​​‌ ‌‌‌‍​‍‌‍ ​‌‍‍‌‌ ​ ‌‍‍​‌‍‌‌‌‍‌​​‍​‍‌ ‌